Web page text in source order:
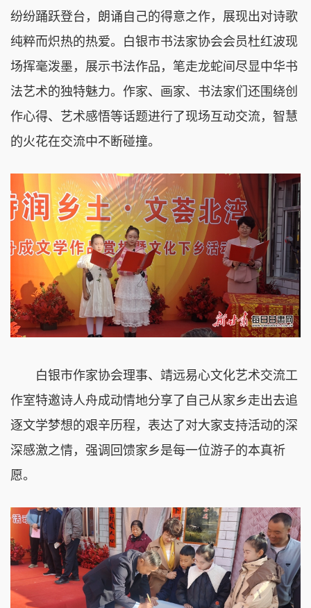
纷纷踊跃登台，朗诵自己的得意之作，展现出对诗歌
纯粹而炽热的热爱。白银市书法家协会会员杜红波现
场挥毫泼墨，展示书法作品，笔走龙蛇间尽显中华书
法艺术的独特魅力。作家、画家、书法家们还围绕创
作心得、艺术感悟等话题进行了现场互动交流，智慧
的火花在交流中不断碰撞。
白银市作家协会理事、靖远易心文化艺术交流工
作室特邀诗人舟成动情地分享了自己从家乡走出去追
逐文学梦想的艰辛历程，表达了对大家支持活动的深
深感激之情，强调回馈家乡是每一位游子的本真祈
愿。